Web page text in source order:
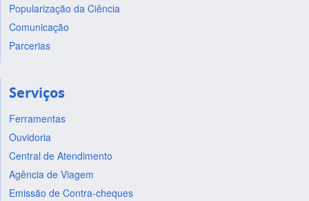
Popularização da Ciência
Comunicação
Parcerias
Serviços
Ferramentas
Ouvidoria
Central de Atendimento
Agência de Viagem
Emissão de Contra-cheques